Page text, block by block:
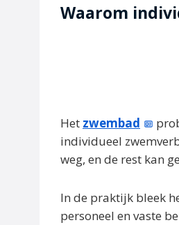
Waarom
Het zwembad
individueel
weg, en de rest kan
In de praktijk bleek
personeel en vaste